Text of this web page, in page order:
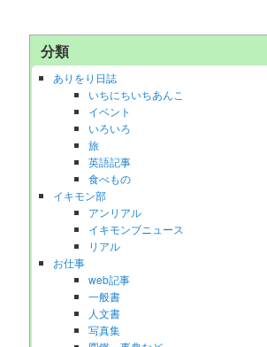
分類
ありをり日誌
いちにちいちあんこ
イベント
いろいろ
旅
英語記事
食べもの
イキモン部
アンリアル
イキモンブニュース
リアル
お仕事
web記事
一般書
人文書
写真集